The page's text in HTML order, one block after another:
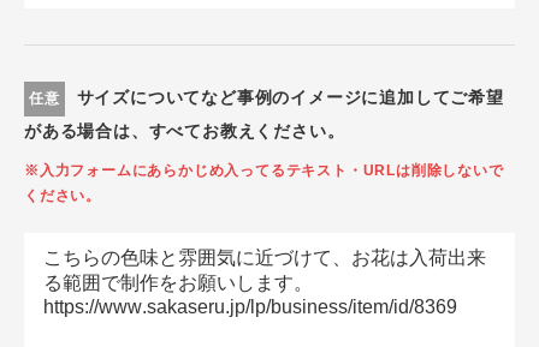
任意
サイズについてなど事例のイメージに追加してご希望
がある場合は、すべてお教えください。
※入力フォームにあらかじめ入ってるテキスト・URLは削除しないで
ください。